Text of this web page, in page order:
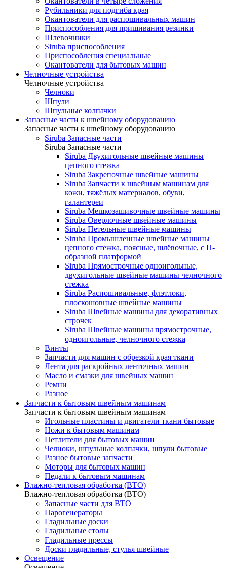
Рубильники для подгиба края
Окантователи для распошивальных машин
Приспособления для пришивания резинки
Шлевочники
Siruba приспособления
Приспособления специальные
Окантователи для бытовых машин
Челночные устройства
Челночные устройства
Челноки
Шпули
Шпульные колпачки
Запасные части к швейному оборудованию
Запасные части к швейному оборудованию
Siruba Запасные части
Siruba Запасные части
Siruba Двухигольные швейные машины
цепного стежка
Siruba Закрепочные швейные машины
Siruba Запчасти к швейным машинам для
кожи, тяжёлых материалов, обуви,
галантереи
Siruba Мешкозашивочные швейные машины
Siruba Оверлочные швейные машины
Siruba Петельные швейные машины
Siruba Промышленные швейные машины
цепного стежка, поясные, шлёвочные, с П-
образной платформой
Siruba Прямострочные одноигольные,
двухигольные швейные машины челночного
стежка
Siruba Распошивальные, флэтлоки,
плоскошовные швейные машины
Siruba Швейные машины для декоративных
строчек
Siruba Швейные машины прямострочные,
одноигольные, челночного стежка
Винты
Запчасти для машин с обрезкой края ткани
Лента для раскройных ленточных машин
Масло и смазки для швейных машин
Ремни
Разное
Запчасти к бытовым швейным машинам
Запчасти к бытовым швейным машинам
Игольные пластины и двигатели ткани бытовые
Ножи к бытовым машинам
Петлители для бытовых машин
Челноки, шпульные колпачки, шпули бытовые
Разное бытовые запчасти
Моторы для бытовых машин
Педали к бытовым машинам
Влажно-тепловая обработка (ВТО)
Влажно-тепловая обработка (ВТО)
Запасные части для ВТО
Парогенераторы
Гладильные доски
Гладильные столы
Гладильные прессы
Доски гладильные, стулья швейные
Освещение